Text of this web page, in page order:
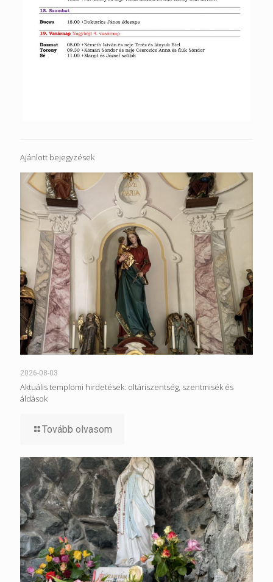
Ajánlott bejegyzések
2026-08-03
Aktuális templomi hirdetések: oltáriszentség, szentmisék és
áldások
Tovább olvasom